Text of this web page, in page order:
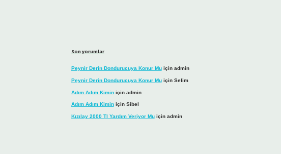
Son yorumlar
Peynir Derin Dondurucuya Konur Muiçin admin
Peynir Derin Dondurucuya Konur Muiçin Selim
Adım Adım Kiminiçin admin
Adım Adım Kiminiçin Sibel
Kızılay 2000 Tl Yardım Veriyor Muiçin admin